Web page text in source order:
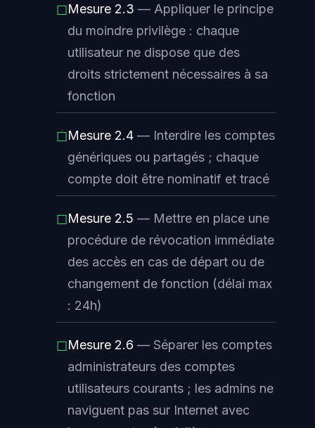
☐Mesure 2.3 — Appliquer le principe
du moindre privilège : chaque
utilisateur ne dispose que des
droits strictement nécessaires à sa
fonction
☐Mesure 2.4 — Interdire les comptes
génériques ou partagés ; chaque
compte doit être nominatif et tracé
☐Mesure 2.5 — Mettre en place une
procédure de révocation immédiate
des accès en cas de départ ou de
changement de fonction (délai max
: 24h)
☐Mesure 2.6 — Séparer les comptes
administrateurs des comptes
utilisateurs courants ; les admins ne
naviguent pas sur Internet avec